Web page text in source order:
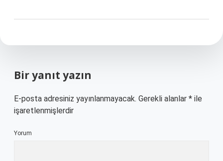
Bir yanıt yazın
E-posta adresiniz yayınlanmayacak. Gerekli alanlar * ile
işaretlenmişlerdir
Yorum